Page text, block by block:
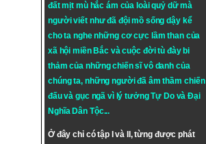
đất mịt mù hắc ám của loài quỷ dữ mà
người viết như đã đội mồ sống dậy kể
cho ta nghe những cơ cực lầm than của
xã hội miền Bắc và cuộc đời tù đày bi
thảm của những chiến sĩ vô danh của
chúng ta, những người đã âm thầm chiến
đấu và gục ngã vì lý tưởngTự DovàĐại
Nghĩa Dân Tộc...
Ở đây chỉ có tập I và II, từng được phát